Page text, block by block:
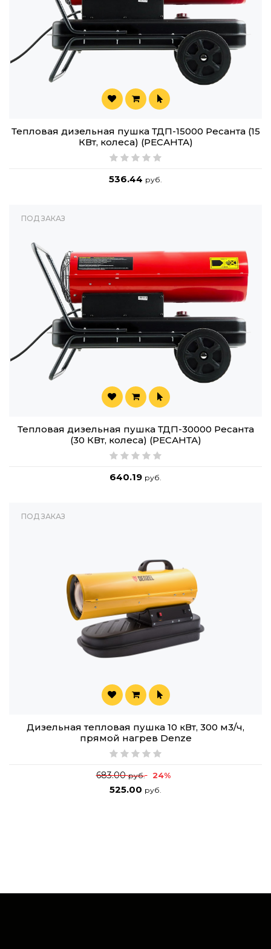
Тепловая дизельная пушка ТДП-15000 Ресанта (15
КВт, колеса) (РЕСАНТА)
536.44 руб.
ПОД ЗАКАЗ
Тепловая дизельная пушка ТДП-30000 Ресанта
(30 КВт, колеса) (РЕСАНТА)
640.19 руб.
ПОД ЗАКАЗ
Дизельная тепловая пушка 10 кВт, 300 м3/ч,
прямой нагрев Denze
683.00руб. 24%
525.00 руб.